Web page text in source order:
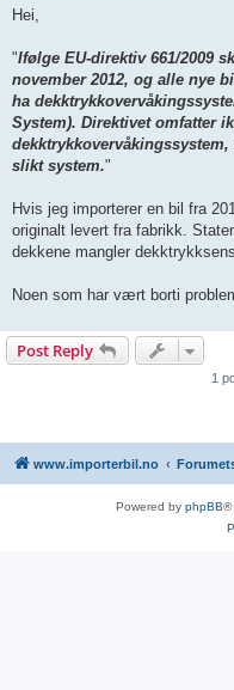
s
Hei,
"Ifølge EU-direktiv 661/2009
november 2012, og alle nye
ha
System). Direktivet omfatter
slikt system."
Hvis jeg importerer en bil fra
originalt levert fra fabrikk.
dekkene mangler
Noen som har vært borti
Post Reply
1
www.importerbil.no
Powered by phpBB®